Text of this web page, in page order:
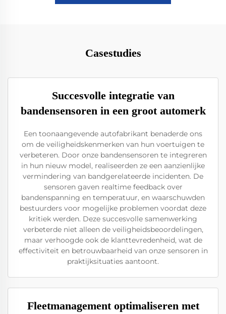
Casestudies
Succesvolle integratie van
bandensensoren in een groot automerk
Een toonaangevende autofabrikant benaderde ons
om de veiligheidskenmerken van hun voertuigen te
verbeteren. Door onze bandensensoren te integreren
in hun nieuw model, realiseerden ze een aanzienlijke
vermindering van bandgerelateerde incidenten. De
sensoren gaven realtime feedback over
bandenspanning en temperatuur, en waarschuwden
bestuurders voor mogelijke problemen voordat deze
kritiek werden. Deze succesvolle samenwerking
verbeterde niet alleen de veiligheidsbeoordelingen,
maar verhoogde ook de klanttevredenheid, wat de
effectiviteit en betrouwbaarheid van onze sensoren in
praktijksituaties aantoont.
Fleetmanagement optimaliseren met